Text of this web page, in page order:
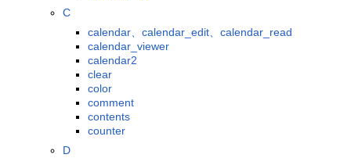
C
calendar、calendar_edit、calendar_read
calendar_viewer
calendar2
clear
color
comment
contents
counter
D